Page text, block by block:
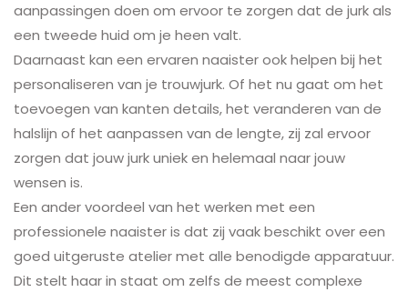
aanpassingen doen om ervoor te zorgen dat de jurk als
een tweede huid om je heen valt.
Daarnaast kan een ervaren naaister ook helpen bij het
personaliseren van je trouwjurk. Of het nu gaat om het
toevoegen van kanten details, het veranderen van de
halslijn of het aanpassen van de lengte, zij zal ervoor
zorgen dat jouw jurk uniek en helemaal naar jouw
wensen is.
Een ander voordeel van het werken met een
professionele naaister is dat zij vaak beschikt over een
goed uitgeruste atelier met alle benodigde apparatuur.
Dit stelt haar in staat om zelfs de meest complexe